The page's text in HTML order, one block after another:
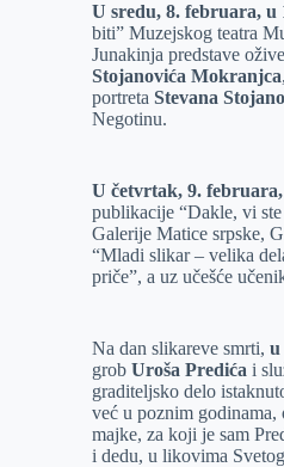
U sredu, 8. februara, u
biti” Muzejskog teatra
Junakinja predstave
Stojanovića Mokranjca
portretaStevana
Negotinu.
U četvrtak, 9. februara,
publikacije “Dakle, vi
Galerije Matice srpske,
“Mladi slikar – velika
priče”, a uz učešće
Na dan slikareve smrti,u
grobUroša Predića i
graditeljsko delo
već u poznim
majke, za koji je sam
i dedu, u likovima